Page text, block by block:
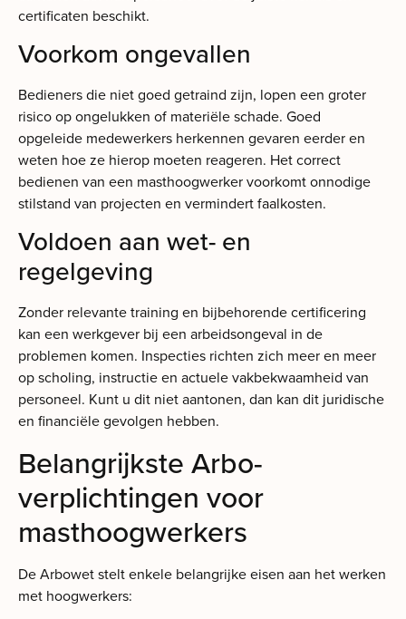
certificaten beschikt.
Voorkom ongevallen
Bedieners die niet goed getraind zijn, lopen een groter
risico op ongelukken of materiële schade. Goed
opgeleide medewerkers herkennen gevaren eerder en
weten hoe ze hierop moeten reageren. Het correct
bedienen van een masthoogwerker voorkomt onnodige
stilstand van projecten en vermindert faalkosten.
Voldoen aan wet- en
regelgeving
Zonder relevante training en bijbehorende certificering
kan een werkgever bij een arbeidsongeval in de
problemen komen. Inspecties richten zich meer en meer
op scholing, instructie en actuele vakbekwaamheid van
personeel. Kunt u dit niet aantonen, dan kan dit juridische
en financiële gevolgen hebben.
Belangrijkste Arbo-
verplichtingen voor
masthoogwerkers
De Arbowet stelt enkele belangrijke eisen aan het werken
met hoogwerkers: